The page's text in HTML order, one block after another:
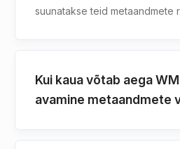
suunatakse teid metaandmete
Kui kaua võtab aega
avamine metaandmete